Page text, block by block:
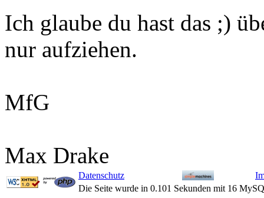
Ich glaube du hast das ;)
nur aufziehen.
MfG
Max Drake
Datenschutz
Die Seite wurde in 0.101 Sekunden mit 16